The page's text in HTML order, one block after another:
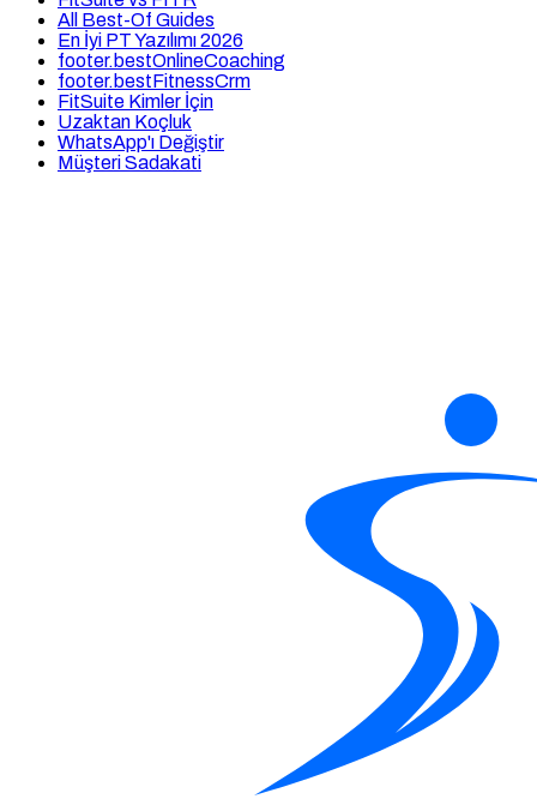
All Best-Of Guides
En İyi PT Yazılımı 2026
footer.bestOnlineCoaching
footer.bestFitnessCrm
FitSuite Kimler İçin
Uzaktan Koçluk
WhatsApp'ı Değiştir
Müşteri Sadakati